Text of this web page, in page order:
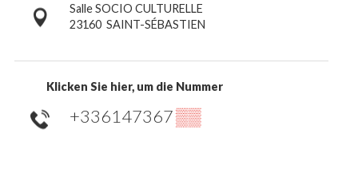
Salle SOCIO CULTURELLE
23160 SAINT-SÉBASTIEN
Klicken Sie hier, um die Nummer
+336147367▒▒